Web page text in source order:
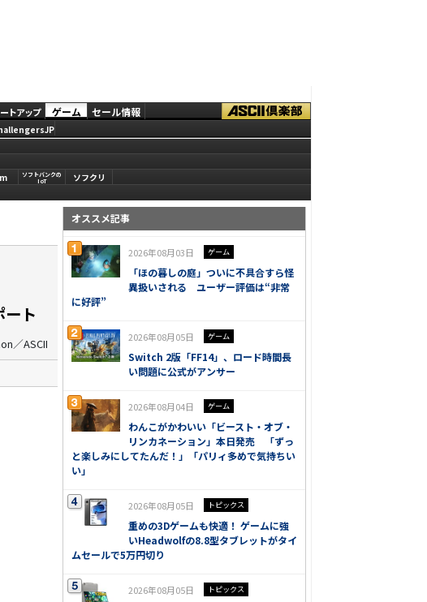
トアップ ゲーム セール情報
ソフトバンクの
IoT
ソフクリ
ト
／ASCII
オススメ記事
2026年08月03日 ゲーム
「ほの暮しの庭」ついに不具合すら怪
異扱いされる ユーザー評価は“非常
に好評”
2026年08月05日 ゲーム
Switch 2版「FF14」、ロード時間長
い問題に公式がアンサー
2026年08月04日 ゲーム
わんこがかわいい「ビースト・オブ・
リンカネーション」本日発売 「ずっ
と楽しみにしてたんだ！」「パリィ多めで気持ちい
い」
2026年08月05日 トピックス
重めの3Dゲームも快適！ ゲームに強
いHeadwolfの8.8型タブレットがタイ
ムセールで5万円切り
2026年08月05日 トピックス